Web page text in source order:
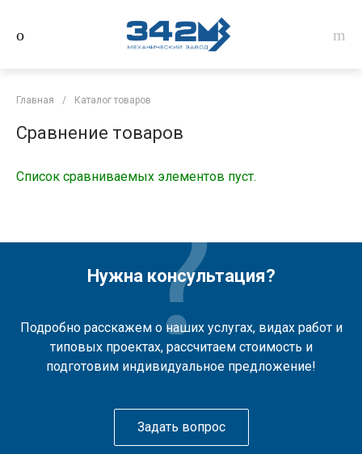
Главная / Каталог товаров
Сравнение товаров
Список сравниваемых элементов пуст.
Нужна консультация?
Подробно расскажем о наших услугах, видах работ и
типовых проектах, рассчитаем стоимость и
подготовим индивидуальное предложение!
Задать вопрос